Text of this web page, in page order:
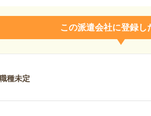
この派遣会社に登録し
種未定